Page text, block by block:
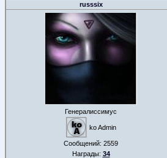
russsix
Генералиссимус
ko Admin
Сообщений: 2559
Награды: 34